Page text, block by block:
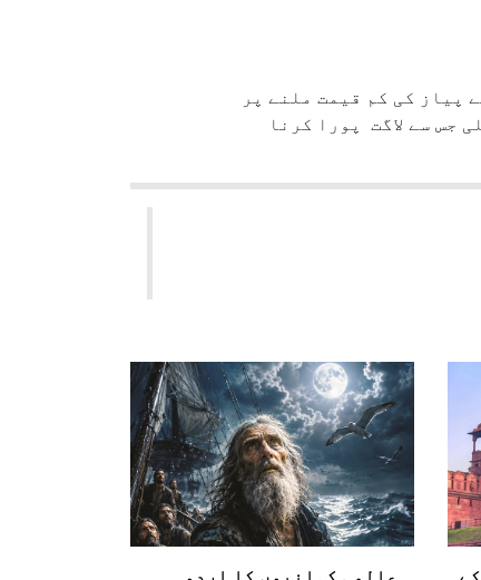
پیاز کی کم قیمت ملنے پر
جس سے لاگت پورا کرنا
عالمی کہانیوں کا اردو